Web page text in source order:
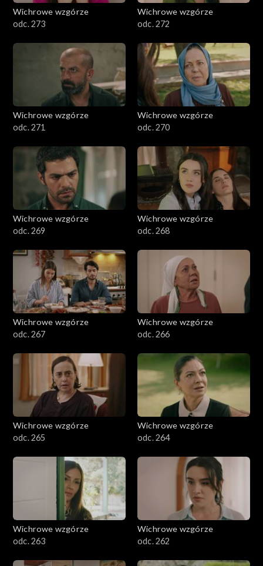
Wichrowe wzgórze
odc. 273
Wichrowe wzgórze
odc. 272
Wichrowe wzgórze
odc. 271
Wichrowe wzgórze
odc. 270
Wichrowe wzgórze
odc. 269
Wichrowe wzgórze
odc. 268
Wichrowe wzgórze
odc. 267
Wichrowe wzgórze
odc. 266
Wichrowe wzgórze
odc. 265
Wichrowe wzgórze
odc. 264
Wichrowe wzgórze
odc. 263
Wichrowe wzgórze
odc. 262